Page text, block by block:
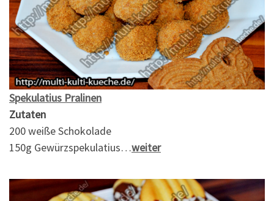
Spekulatius Pralinen
Zutaten
200 weiße Schokolade
150g Gewürzspekulatius…weiter